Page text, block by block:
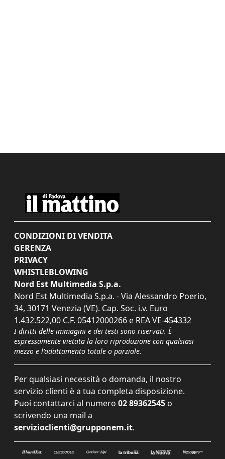
CONDIZIONI DI VENDITA
GERENZA
PRIVACY
WHISTLEBLOWING
Nord Est Multimedia S.p.a.
Nord Est Multimedia S.p.a. - Via Alessandro Poerio,
34, 30171 Venezia (VE). Cap. Soc. i.v. Euro
1.432.522,00 C.F. 05412000266 e REA VE-454332
I diritti delle immagini e dei testi sono riservati. È
espressamente vietata la loro riproduzione con qualsiasi
mezzo e l'adattamento totale o parziale.
Per qualsiasi necessità o domanda, il nostro
servizio clienti è a tua completa disposizione.
Puoi contattarci al numero 02 89362545 o
scrivendo una mail a
servizioclienti@grupponem.it.